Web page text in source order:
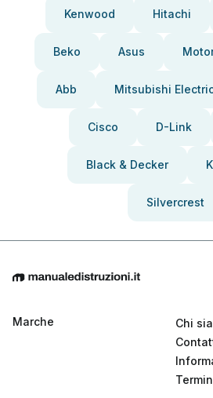
Kenwood Hitachi
Beko Asus
Abb Mitsubishi
Cisco D-Link
Black & Decker
Silvercrest
Marche
Chi